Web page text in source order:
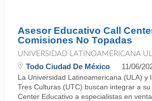
Asesor Educativo Call
Comisiones No Topadas
UNIVERSIDAD LATINOAMERICANA
Todo Ciudad De México 11/06/
La Universidad Latinoamericana (ULA) y
Tres Culturas (UTC) buscan integrar a
Center Educativo a especialistas en